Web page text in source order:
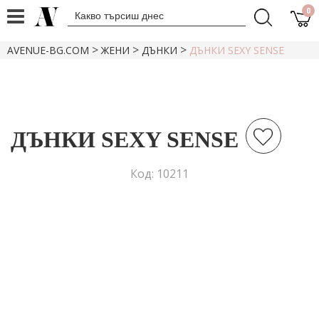
0
AVENUE-BG.COM >ЖЕНИ > ДЪНКИ > ДЪНКИ SEXY SENSE
ДЪНКИ SEXY SENSE
Код: 10211